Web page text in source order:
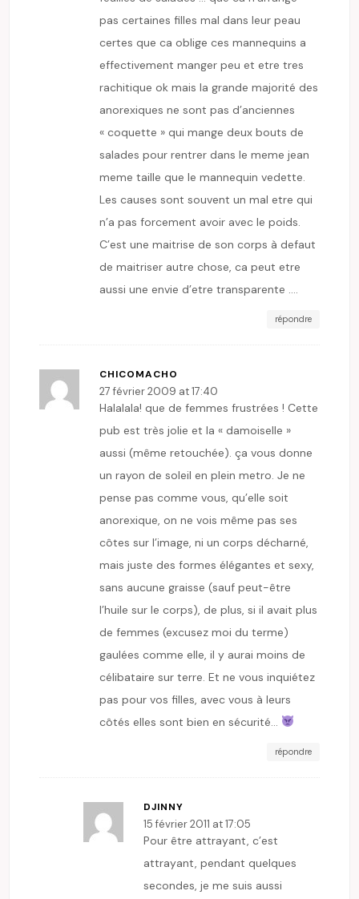
pas certaines filles mal dans leur peau
certes que ca oblige ces mannequins a
effectivement manger peu et etre tres
rachitique ok mais la grande majorité des
anorexiques ne sont pas d’anciennes
« coquette » qui mange deux bouts de
salades pour rentrer dans le meme jean
meme taille que le mannequin vedette.
Les causes sont souvent un mal etre qui
n’a pas forcement avoir avec le poids.
C’est une maitrise de son corps à defaut
de maitriser autre chose, ca peut etre
aussi une envie d’etre transparente ….
répondre
CHICOMACHO
27 février 2009 at 17:40
Halalala! que de femmes frustrées ! Cette
pub est très jolie et la « damoiselle »
aussi (même retouchée). ça vous donne
un rayon de soleil en plein metro. Je ne
pense pas comme vous, qu’elle soit
anorexique, on ne vois même pas ses
côtes sur l’image, ni un corps décharné,
mais juste des formes élégantes et sexy,
sans aucune graisse (sauf peut-être
l’huile sur le corps), de plus, si il avait plus
de femmes (excusez moi du terme)
gaulées comme elle, il y aurai moins de
célibataire sur terre. Et ne vous inquiétez
pas pour vos filles, avec vous à leurs
côtés elles sont bien en sécurité…
répondre
DJINNY
15 février 2011 at 17:05
Pour être attrayant, c’est
attrayant, pendant quelques
secondes, je me suis aussi